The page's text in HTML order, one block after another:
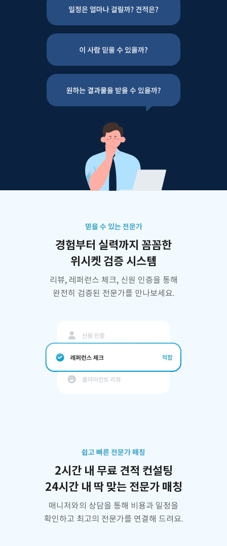
믿을 수 있는 전문가
경험부터 실력까지 꼼꼼한
위시켓 검증 시스템
리뷰, 레퍼런스 체크, 신원 인증을 통해
완전히 검증된 전문가를 만나보세요.
쉽고 빠른 전문가 매칭
2시간 내 무료 견적 컨설팅
24시간 내 딱 맞는 전문가 매칭
매니저와의 상담을 통해 비용과 일정을
확인하고 최고의 전문가를 연결해 드려요.